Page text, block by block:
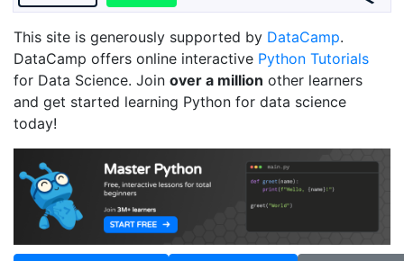
This site is generously supported by DataCamp.
DataCamp offers online interactive Python Tutorials
for Data Science. Join over a million other learners
and get started learning Python for data science
today!